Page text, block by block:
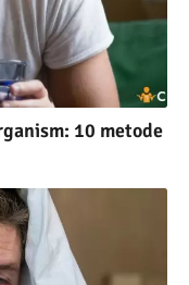
10 metode